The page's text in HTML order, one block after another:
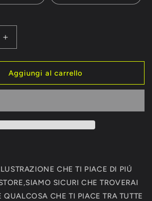
Aumenta
quantità
per
Adrian
Peterson
Hall
Series
NFL
SKOL
Aggiungi al carrello
CHE TI PIACE DI PIÚ
SICURI CHE TROVERAI
QUALCOSA CHE TI PIACE TRA TUTTE